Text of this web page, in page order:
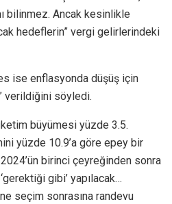
bilinmez. Ancak kesinlikle
hedeflerin” vergi gelirlerindeki
ise enflasyonda düşüş için
verildiğini söyledi.
büyümesi yüzde 3.5.
yüzde 10.9’a göre epey bir
birinci çeyreğinden sonra
gibi’ yapılacak…
seçim sonrasına randevu